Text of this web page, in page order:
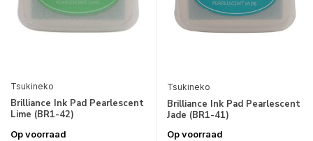
Tsukineko
Brilliance Ink Pad Pearlescent
Lime (BR1-42)
Op voorraad
Tsukineko
Brilliance Ink Pad Pearlescent
Jade (BR1-41)
Op voorraad